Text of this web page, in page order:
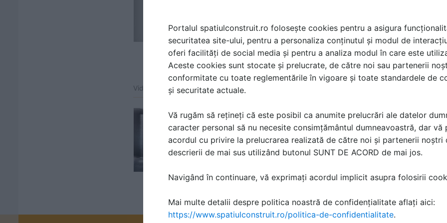
Video atașat la gama de produse
Rigole de dus cu scurgere in pardoseala sau perete
Scurgerile de dus Geberit sunt caracterizate de un design
evacuare si de tehnologia consacrata Geberit pentru
Portalul spatiulconstruit.ro folosește cookies pentru a asigura
securitatea site-ului, pentru a personaliza conținutul și modul de
oferi facilități de social media și pentru a analiza modul în care este
Aceste cookies sunt stocate și prelucrate, de către noi sau partenerii
conformitate cu toate reglementările în vigoare și toate standardele de
și securitate actuale.
Vă rugăm să rețineți că este posibil ca anumite prelucrări ale datelor
caracter personal să nu necesite consimțământul dumneavoastră, dar vă
acordul cu privire la prelucrarea realizată de către noi și partenerii noștri
descrierii de mai sus utilizând butonul SUNT DE ACORD de mai jos.
Navigând în continuare, vă exprimați acordul implicit asupra folosirii
Mai multe detalii despre politica noastră de confidențialitate aflați aici:
https://www.spatiulconstruit.ro/politica-de-confidentialitate.